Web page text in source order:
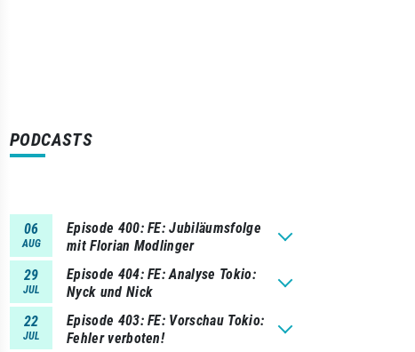
PODCASTS
06
AUG
Episode 400 FE: Jubiläumsfolge
mit Florian Modlinger
29
JUL
Episode 404 FE: Analyse Tokio:
Nyck und Nick
22
JUL
Episode 403 FE: Vorschau Tokio:
Fehler verboten!